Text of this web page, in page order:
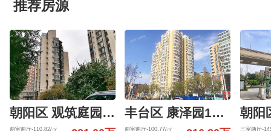
推荐房源
朝阳区 观筑庭园601号楼6层6-01-6-B
两室两厅-110.82/㎡
丰台区 康泽园15号楼4层405（康泽园）
两室两厅-100.77/㎡ 三室两厅-